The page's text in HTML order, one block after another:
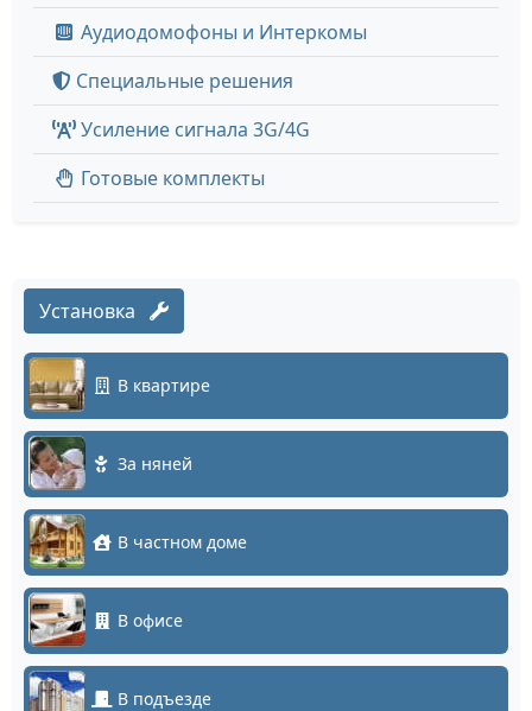
Аудиодомофоны и Интеркомы
Специальные решения
Усиление сигнала 3G/4G
Готовые комплекты
Установка
В квартире
За няней
В частном доме
В офисе
В подъезде